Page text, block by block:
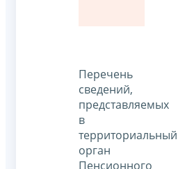
Перечень
сведений,
представляемых
в
территориальный
орган
Пенсионного